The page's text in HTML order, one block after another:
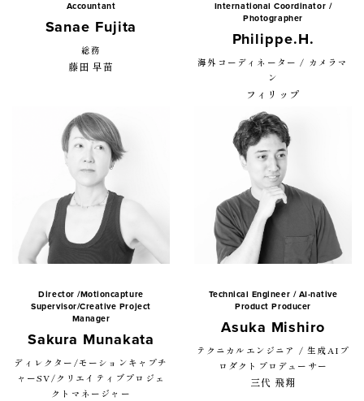
Accountant
Sanae Fujita
総務
藤田 早苗
International Coordinator /
Photographer
Philippe.H.
海外コーディネーター / カメラマ
ン
フィリップ
Director /Motioncapture
Supervisor/Creative Project
Manager
Sakura Munakata
ディレクター/モーションキャプチ
ャーSV/クリエイティブプロジェ
クトマネージャー
Technical Engineer / AI-native
Product Producer
Asuka Mishiro
テクニカルエンジニア / 生成AIプ
ロダクトプロデューサー
三代 飛翔